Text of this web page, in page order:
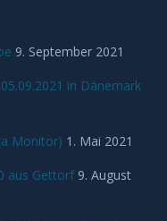
9. September 2021
in Dänemark
Monitor) 1. Mai 2021
aus Gettorf 9. August